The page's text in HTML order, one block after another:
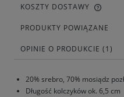
KOSZTY DOSTAWY
PRODUKTY POWIĄZANE
OPINIE O PRODUKCIE (1)
20% srebro, 70% mosiądz
Długość kolczyków ok. 6,5 cm